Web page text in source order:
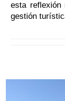
esta reflexión
gestión